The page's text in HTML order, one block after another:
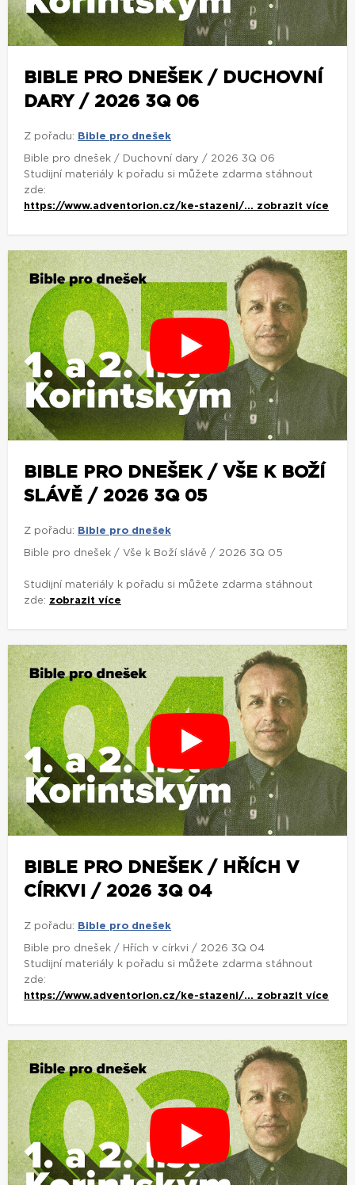
BIBLE PRO DNEŠEK / DUCHOVNÍ
DARY / 2026 3Q 06
Z pořadu: Bible pro dnešek
Bible pro dnešek / Duchovní dary / 2026 3Q 06
Studijní materiály k pořadu si můžete zdarma stáhnout
zde:
https://www.adventorion.cz/ke-stazeni/... zobrazit více
BIBLE PRO DNEŠEK / VŠE K BOŽÍ
SLÁVĚ / 2026 3Q 05
Z pořadu: Bible pro dnešek
Bible pro dnešek / Vše k Boží slávě / 2026 3Q 05
Studijní materiály k pořadu si můžete zdarma stáhnout
zde: zobrazit více
BIBLE PRO DNEŠEK / HŘÍCH V
CÍRKVI / 2026 3Q 04
Z pořadu: Bible pro dnešek
Bible pro dnešek / Hřích v církvi / 2026 3Q 04
Studijní materiály k pořadu si můžete zdarma stáhnout
zde:
https://www.adventorion.cz/ke-stazeni/... zobrazit více